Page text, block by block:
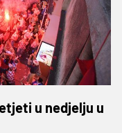
u nedjelju u